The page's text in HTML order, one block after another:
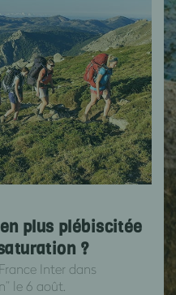
plus plébiscitée
?
Inter dans
le 6 août.